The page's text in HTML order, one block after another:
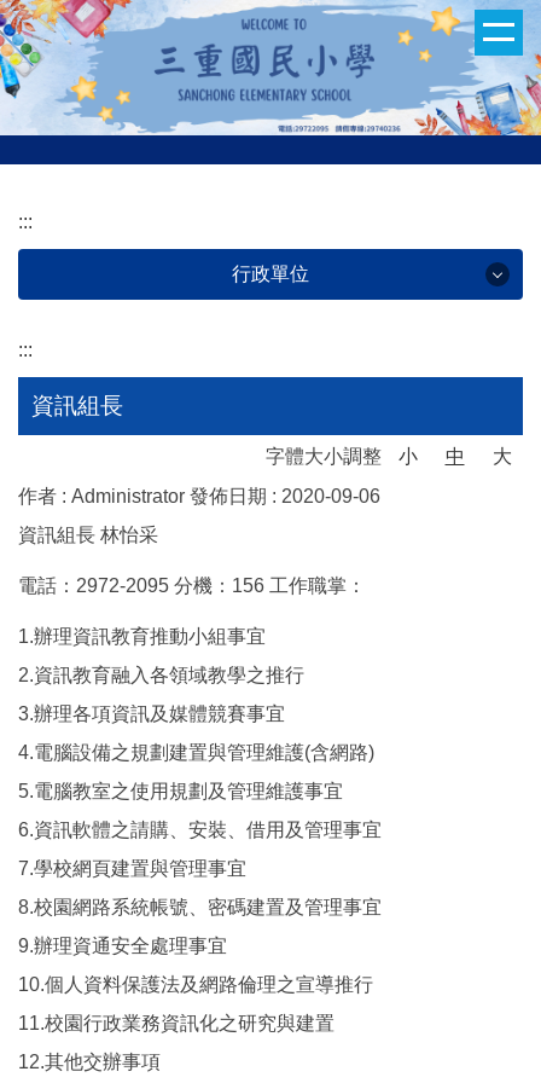
跳
到
主
要
內
容
:::
行政單位
行政單位
教務處
學務處
總務處
輔導處
附設幼兒園
健康中心
校長室
:::
資訊組長
字體大小調整 小 中
大
作者 : Administrator 發佈日期 : 2020-09-06
資訊組長 林怡采
電話：2972-2095 分機：156 工作職掌：
1.辦理資訊教育推動小組事宜
2.資訊教育融入各領域教學之推行
3.辦理各項資訊及媒體競賽事宜
4.電腦設備之規劃建置與管理維護(含網路)
5.電腦教室之使用規劃及管理維護事宜
6.資訊軟體之請購、安裝、借用及管理事宜
7.學校網頁建置與管理事宜
8.校園網路系統帳號、密碼建置及管理事宜
9.辦理資通安全處理事宜
10.個人資料保護法及網路倫理之宣導推行
11.校園行政業務資訊化之研究與建置
12.其他交辦事項